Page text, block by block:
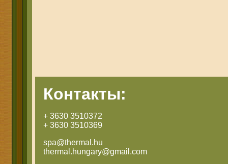
Контакты:
+ 3630 3510372
+ 3630 3510369
spa@thermal.hu
thermal.hungary@gmail.com